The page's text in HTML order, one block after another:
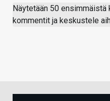
Näytetään 50 ensimmäistä
kommentit ja keskustele